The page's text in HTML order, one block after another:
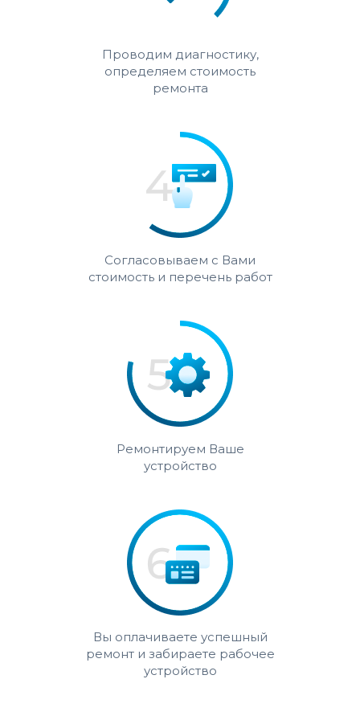
Проводим диагностику,
определяем стоимость
ремонта
Согласовываем с Вами
стоимость и перечень работ
Ремонтируем Ваше
устройство
Вы оплачиваете успешный
ремонт и забираете рабочее
устройство